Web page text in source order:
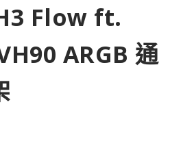
Flow ft.
ARGB 通